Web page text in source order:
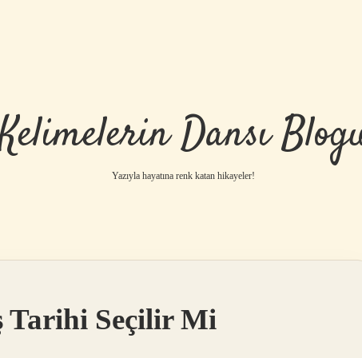
Dansı
Yazıyla hayatına renk katan hikayeler!
Tarihi Seçilir Mi